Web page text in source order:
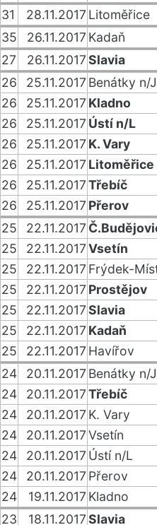
31
28.11.2017 Litoměřice
35
26.11.2017 Kadaň
27
26.11.2017Slavia
26
25.11.2017 Benátky n/J
26
25.11.2017 Kladno
26
25.11.2017 Ústí n/L
26
25.11.2017 K. Vary
26
25.11.2017 Litoměřice
26
25.11.2017Třebíč
26
25.11.2017 Přerov
25
22.11.2017
25
22.11.2017Vsetín
25
22.11.2017 Frýdek-
25
22.11.2017 Prostějov
25
22.11.2017Slavia
25
22.11.2017 Kadaň
25
22.11.2017 Havířov
24
20.11.2017 Benátky n/J
24
20.11.2017Třebíč
24
20.11.2017 K. Vary
24
20.11.2017Vsetín
24
20.11.2017 Ústí n/L
24
20.11.2017 Přerov
24
19.11.2017 Kladno
23
18.11.2017Slavia